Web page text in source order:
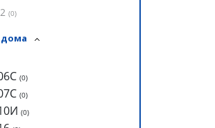
(0)
дома
(0)
(0)
(0)